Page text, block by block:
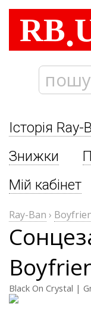
RB.
Історія Ray-
Знижки
Мій кабінет
Ray-Ban ›
Black On Crystal |